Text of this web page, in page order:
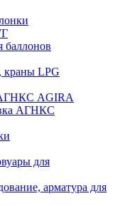
баллонов
краны LPG
AGIRA
АГНКС
для
арматура для